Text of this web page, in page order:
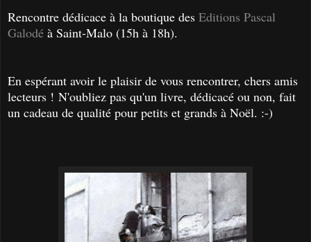
Rencontre dédicace à la boutique des Editions Pascal
Galodé à Saint-Malo (15h à 18h).
En espérant avoir le plaisir de vous rencontrer, chers amis
lecteurs ! N'oubliez pas qu'un livre, dédicacé ou non, fait
un cadeau de qualité pour petits et grands à Noël. :-)